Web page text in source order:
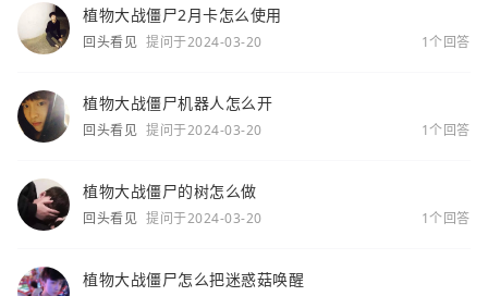
植物大战僵尸2月卡怎么使用
回头看见 提问于2024-03-20 1个回答
植物大战僵尸机器人怎么开
回头看见 提问于2024-03-20 1个回答
植物大战僵尸的树怎么做
回头看见 提问于2024-03-20 1个回答
植物大战僵尸怎么把迷惑菇唤醒